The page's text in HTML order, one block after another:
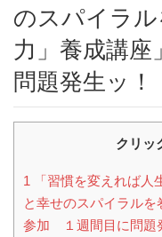
のスパイラ
力」養成講
問題発生ッ
クリッ
1 「習慣を変えれば
と幸せのスパイラル
参加 １週間目に問